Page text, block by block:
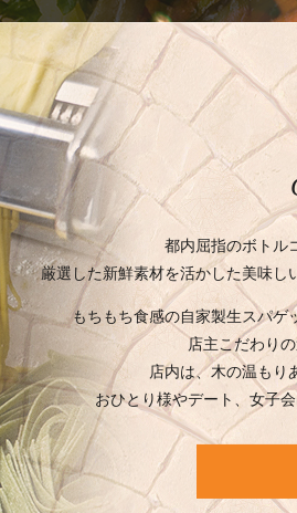
都内屈指のボトル
厳選した新鮮素材を活かした美味し
もちもち食感の自家製生スパゲ
店主こだわり
店内は、木の温もり
おひとり様やデート、女子会